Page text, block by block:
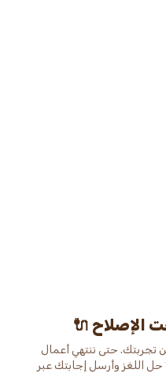
الإصلاح 🔌
تجربتك. حتى ننتهي أعمال
اللغز وأرسل إجابتك عبر